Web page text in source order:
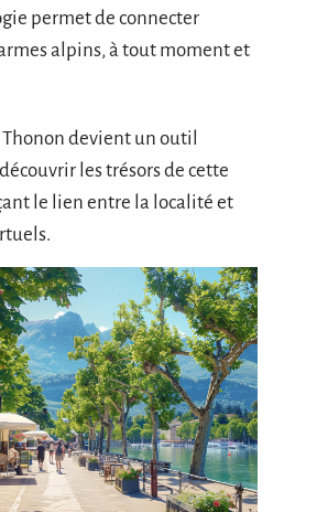
permet de connecter
alpins, à tout moment et
devient un outil
les trésors de cette
le lien entre la localité et